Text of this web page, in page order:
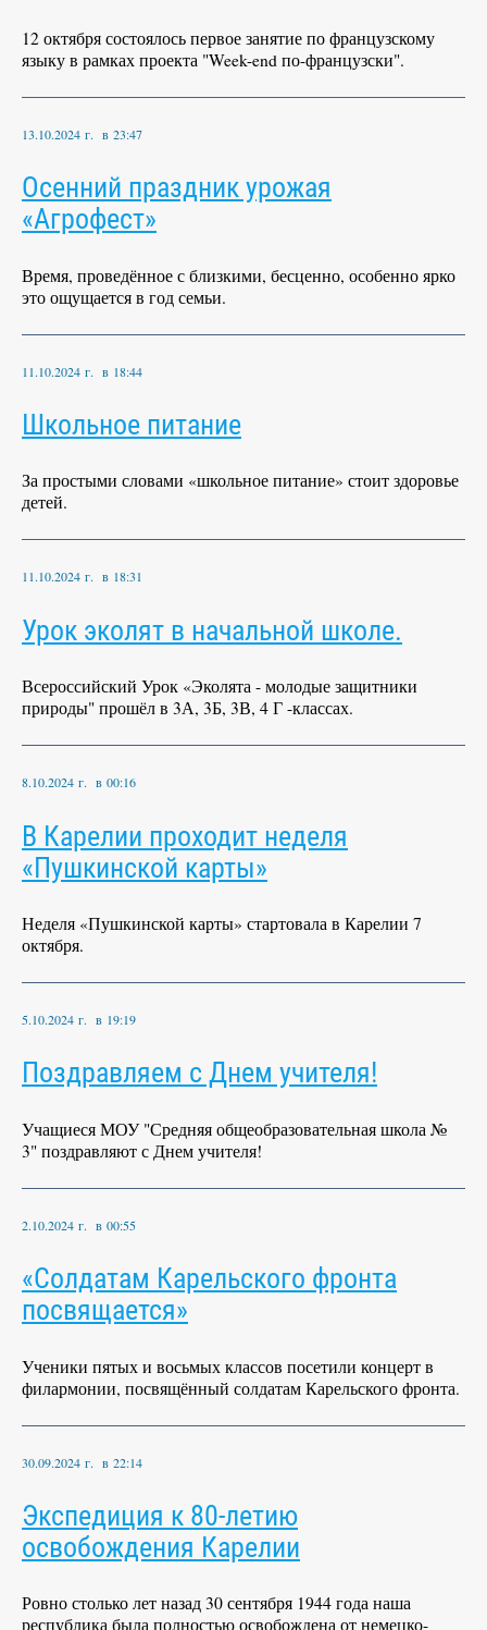
12 октября состоялось первое занятие по французскому
языку в рамках проекта "Week-end по-французски".
13.10.2024 г. в 23:47
Осенний праздник урожая
«Агрофест»
Время, проведённое с близкими, бесценно, особенно ярко
это ощущается в год семьи.
11.10.2024 г. в 18:44
Школьное питание
За простыми словами «школьное питание» стоит здоровье
детей.
11.10.2024 г. в 18:31
Урок эколят в начальной школе.
Всероссийский Урок «Эколята - молодые защитники
природы" прошёл в 3А, 3Б, 3В, 4 Г -классах.
8.10.2024 г. в 00:16
В Карелии проходит неделя
«Пушкинской карты»
Неделя «Пушкинской карты» стартовала в Карелии 7
октября.
5.10.2024 г. в 19:19
Поздравляем с Днем учителя!
Учащиеся МОУ "Средняя общеобразовательная школа №
3" поздравляют с Днем учителя!
2.10.2024 г. в 00:55
«Солдатам Карельского фронта
посвящается»
Ученики пятых и восьмых классов посетили концерт в
филармонии, посвящённый солдатам Карельского фронта.
30.09.2024 г. в 22:14
Экспедиция к 80-летию
освобождения Карелии
Ровно столько лет назад 30 сентября 1944 года наша
республика была полностью освобождена от немецко-